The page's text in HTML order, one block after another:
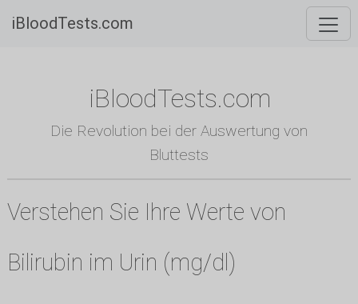
iBloodTests.com
iBloodTests.com
Die Revolution bei der Auswertung von
Bluttests
Verstehen Sie Ihre Werte von
Bilirubin im Urin (mg/dl)